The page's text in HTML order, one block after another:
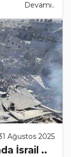
Devamı..
Ağustos 2025
İsrail ..